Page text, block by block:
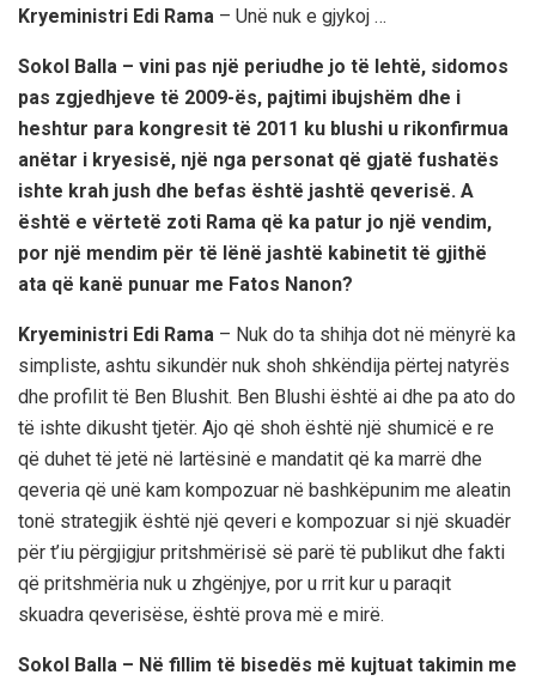
Kryeministri Edi Rama – Unë nuk e gjykoj …
Sokol Balla – vini pas një periudhe jo të lehtë, sidomos
pas zgjedhjeve të 2009-ës, pajtimi ibujshëm dhe i
heshtur para kongresit të 2011 ku blushi u rikonfirmua
anëtar i kryesisë, një nga personat që gjatë fushatës
ishte krah jush dhe befas është jashtë qeverisë. A
është e vërtetë zoti Rama që ka patur jo një vendim,
por një mendim për të lënë jashtë kabinetit të gjithë
ata që kanë punuar me Fatos Nanon?
Kryeministri Edi Rama – Nuk do ta shihja dot në mënyrë ka
simpliste, ashtu sikundër nuk shoh shkëndija përtej natyrës
dhe profilit të Ben Blushit. Ben Blushi është ai dhe pa ato do
të ishte dikusht tjetër. Ajo që shoh është një shumicë e re
që duhet të jetë në lartësinë e mandatit që ka marrë dhe
qeveria që unë kam kompozuar në bashkëpunim me aleatin
tonë strategjik është një qeveri e kompozuar si një skuadër
për t’iu përgjigjur pritshmërisë së parë të publikut dhe fakti
që pritshmëria nuk u zhgënjye, por u rrit kur u paraqit
skuadra qeverisëse, është prova më e mirë.
Sokol Balla – Në fillim të bisedës më kujtuat takimin me